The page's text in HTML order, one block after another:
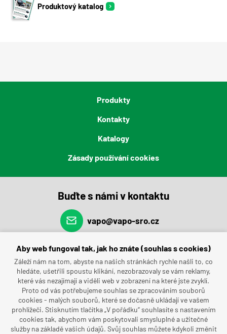
Produktový katalog
Produkty
Kontakty
Katalogy
Zásady používání cookies
Buďte s námi v kontaktu
vapo@vapo-sro.cz
(+420) 491 462 696
Aby web fungoval tak, jak ho znáte (souhlas s cookies)
Záleží nám na tom, abyste na našich stránkách rychle našli to, co
hledáte, ušetřili spoustu klikání, nezobrazovaly se vám reklamy,
které vás nezajímají a viděli web v zobrazení na které jste zvyklí.
Proto od vás potřebujeme souhlas se zpracováním souborů
cookies - malých souborů, které se dočasně ukládají ve vašem
prohlížeči. Stisknutím tlačítka „V pořádku“ souhlasíte s nastavením
cookies tak, abychom vám poskytovali smysluplné a užitečné
služby na základě vašich údajů. Svůj souhlas můžete kdykoli změnit